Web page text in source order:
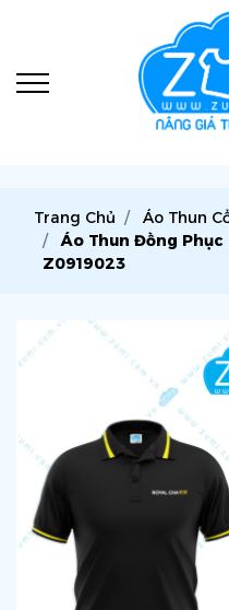
Trang Chủ
Áo Thun
Áo Thun Đồng Phục
Z0919023